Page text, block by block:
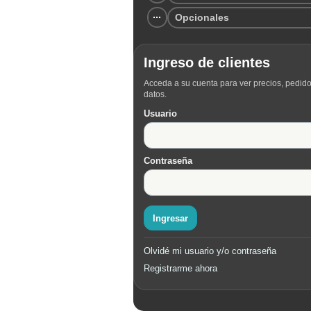
Opcionales
Ingreso de clientes
Acceda a su cuenta para ver precios,
datos.
Usuario
Contraseña
Ingresar
Olvidé mi usuario y/o contraseña
Registrarme ahora